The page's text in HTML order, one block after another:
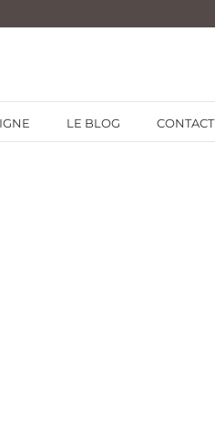
LE BLOG CONTACT